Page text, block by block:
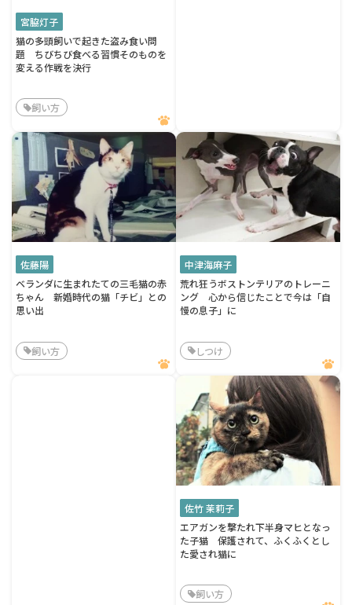
宮脇灯子
猫の多頭飼いで起きた盗み食い問
題 ちびちび食べる習慣そのものを
変える作戦を決行
飼い方
佐藤陽
ベランダに生まれたての三毛猫の赤
ちゃん 新婚時代の猫「チビ」との
思い出
飼い方
中津海麻子
荒れ狂うボストンテリアのトレーニ
ング 心から信じたことで今は「自
慢の息子」に
しつけ
佐竹 茉莉子
エアガンを撃たれ下半身マヒとなっ
た子猫 保護されて、ふくふくとし
た愛され猫に
飼い方